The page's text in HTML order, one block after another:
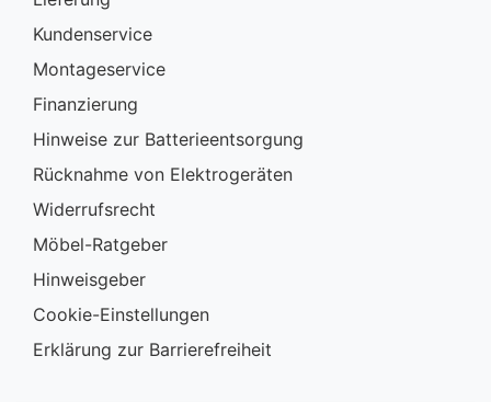
Kundenservice
Montageservice
Finanzierung
Hinweise zur Batterieentsorgung
Rücknahme von Elektrogeräten
Widerrufsrecht
Möbel-Ratgeber
Hinweisgeber
Cookie-Einstellungen
Erklärung zur Barrierefreiheit